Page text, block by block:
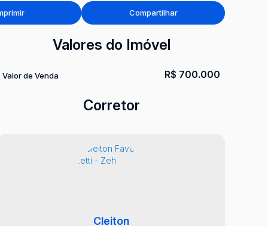
Compartilhar
Valores do Imóvel
R$ 700.000
Valor de Venda
Corretor
Cleiton